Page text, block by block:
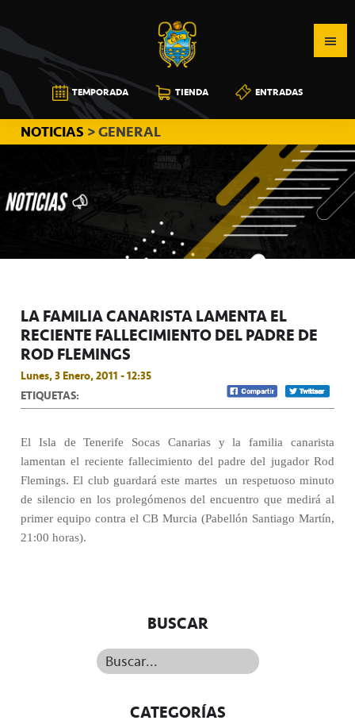
a
la
navegación
principal
al
contenido
principal
a
la
barra
lateral
principal
CB
CANARIAS
TEMPORADA TIENDA ENTRADAS
NOTICIAS > GENERAL
LA FAMILIA CANARISTA LAMENTA EL
RECIENTE FALLECIMIENTO DEL PADRE DE
ROD FLEMINGS
Lunes, 3 Enero, 2011 - 12:35
ETIQUETAS:
El Isla de Tenerife Socas Canarias y la familia canarista
lamentan el reciente fallecimiento del padre del jugador Rod
Flemings. El club guardará este martes un respetuoso minuto
de silencio en los prolegómenos del encuentro que medirá al
primer equipo contra el CB Murcia (Pabellón Santiago Martín,
21:00 horas).
BUSCAR
Buscar...
CATEGORÍAS